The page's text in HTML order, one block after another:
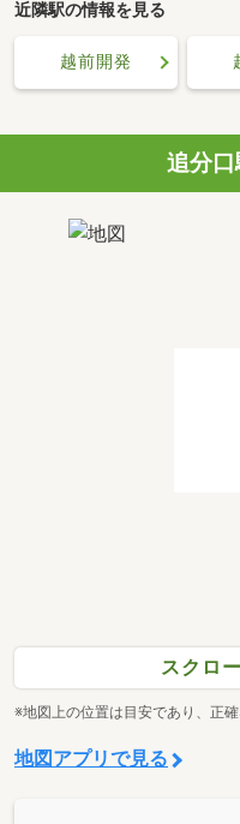
近隣駅の情報を見る
越前開発
追分
スクロ
※地図上の位置は目安であり、正
地図アプリで見る